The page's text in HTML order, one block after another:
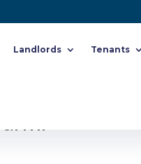
Landlords Tenants
) 20